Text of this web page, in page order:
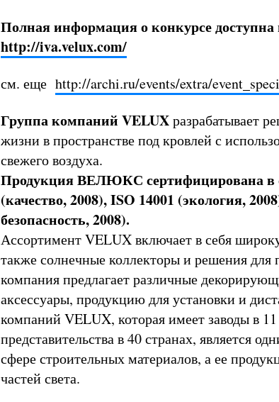
Полная информация о конкурсе
http://iva.velux.com/
см. еще http://archi.ru/events/extra/
Группа компаний VELUXразрабатывает
жизни в пространстве под кровлей с
свежего воздуха.
Продукция ВЕЛЮКС сертифицирована в
(качество, 2008), ISO 14001 (экология,
безопасность, 2008).
Ассортимент VELUX включает в себя
также солнечные коллекторы и решения для
компания предлагает различные
аксессуары, продукцию для установки и
компаний VELUX, которая имеет заводы в
представительства в 40 странах, является
сфере строительных материалов, а ее
частей света.